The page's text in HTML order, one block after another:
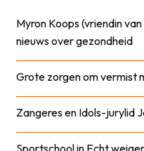
Myron Koops (vriendin
nieuws over gezondheid
Grote zorgen om vermist
Zangeres en Idols-jurylid
Sportschool in Echt